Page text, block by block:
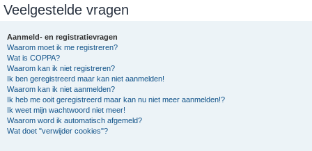
Veelgestelde vragen
Aanmeld- en registratievragen
Waarom moet ik me registreren?
Wat is COPPA?
Waarom kan ik niet registreren?
Ik ben geregistreerd maar kan niet aanmelden!
Waarom kan ik niet aanmelden?
Ik heb me ooit geregistreerd maar kan nu niet meer aanmelden!?
Ik weet mijn wachtwoord niet meer!
Waarom word ik automatisch afgemeld?
Wat doet "verwijder cookies"?